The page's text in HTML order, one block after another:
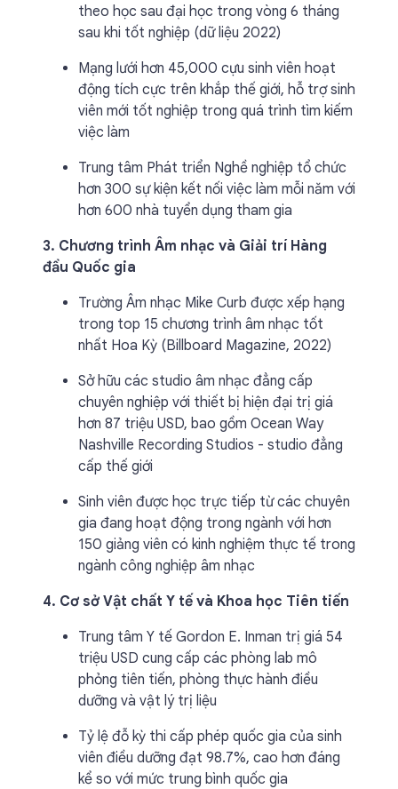
theo học sau đại học trong vòng 6 tháng
sau khi tốt nghiệp (dữ liệu 2022)
Mạng lưới hơn 45,000 cựu sinh viên hoạt
động tích cực trên khắp thế giới, hỗ trợ sinh
viên mới tốt nghiệp trong quá trình tìm kiếm
việc làm
Trung tâm Phát triển Nghề nghiệp tổ chức
hơn 300 sự kiện kết nối việc làm mỗi năm với
hơn 600 nhà tuyển dụng tham gia
3. Chương trình Âm nhạc và Giải trí Hàng
đầu Quốc gia
Trường Âm nhạc Mike Curb được xếp hạng
trong top 15 chương trình âm nhạc tốt
nhất Hoa Kỳ (Billboard Magazine, 2022)
Sở hữu các studio âm nhạc đẳng cấp
chuyên nghiệp với thiết bị hiện đại trị giá
hơn 87 triệu USD, bao gồm Ocean Way
Nashville Recording Studios - studio đẳng
cấp thế giới
Sinh viên được học trực tiếp từ các chuyên
gia đang hoạt động trong ngành với hơn
150 giảng viên có kinh nghiệm thực tế trong
ngành công nghiệp âm nhạc
4. Cơ sở Vật chất Y tế và Khoa học Tiên tiến
Trung tâm Y tế Gordon E. Inman trị giá 54
triệu USD cung cấp các phòng lab mô
phỏng tiên tiến, phòng thực hành điều
dưỡng và vật lý trị liệu
Tỷ lệ đỗ kỳ thi cấp phép quốc gia của sinh
viên điều dưỡng đạt 98.7%, cao hơn đáng
kể so với mức trung bình quốc gia